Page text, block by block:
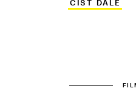
Prázdniny
ČÍST DÁLE